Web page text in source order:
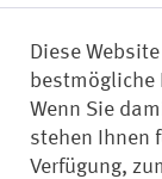
Diese
Wenn Sie
stehen Ihnen
Verfügung,